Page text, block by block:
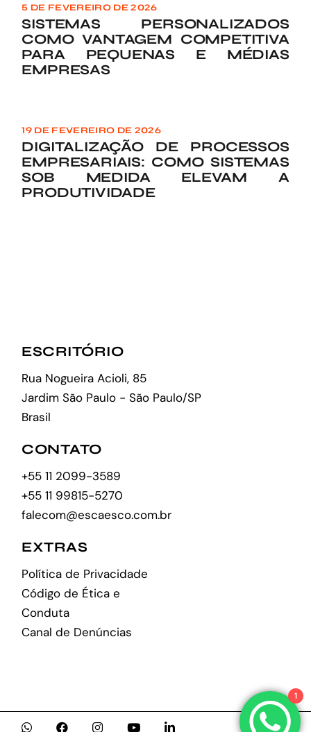
5 DE FEVEREIRO DE 2026
SISTEMAS PERSONALIZADOS
COMO VANTAGEM COMPETITIVA
PARA PEQUENAS E MÉDIAS
EMPRESAS
19 DE FEVEREIRO DE 2026
DIGITALIZAÇÃO DE PROCESSOS
EMPRESARIAIS: COMO SISTEMAS
SOB MEDIDA ELEVAM A
PRODUTIVIDADE
ESCRITÓRIO
Rua Nogueira Acioli, 85
Jardim São Paulo - São Paulo/SP
Brasil
CONTATO
+55 11 2099-3589
+55 11 99815-5270
falecom@escaesco.com.br
EXTRAS
Política de Privacidade
Código de Ética e
Conduta
Canal de Denúncias
1